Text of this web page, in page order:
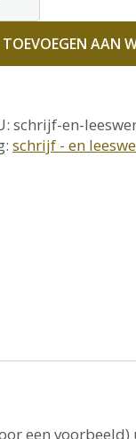
TOEVOEGEN AAN
schrijf-en-
schrijf - en
een